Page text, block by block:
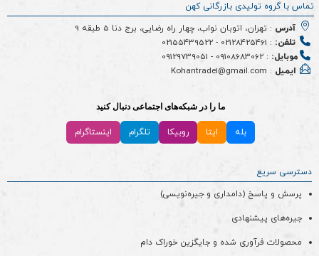
تماس با گروه تولیدی بازرگانی کهن
آدرس : تهران، اتوبان نواب، چهار راه رضایی، برج دنا 5 طبقه 9
تلفن: :
02128425461
-
02155439522
موبایل: :
09108683062
-
09129739051
ایمیل : Kohantrade1@gmail.com
ما را در شبکه‌های اجتماعی دنبال کنید
بله ایتا روبیکا تلگرام اینستاگرام
دسترسی سریع
پرسش و پاسخ (دامداری و جیره‌نویسی)
جیره‌های پیشنهادی
محصولات فرآوری شده و جایگزین خوراک دام